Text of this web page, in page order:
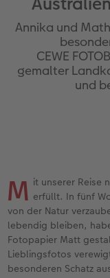
Annika und
CEWE
gemalter
und
M it unserer Reise
erfüllt. In fünf
von der Natur
lebendig bleiben,
Fotopapier Matt
Lieblingsfotos
besonderen Schatz